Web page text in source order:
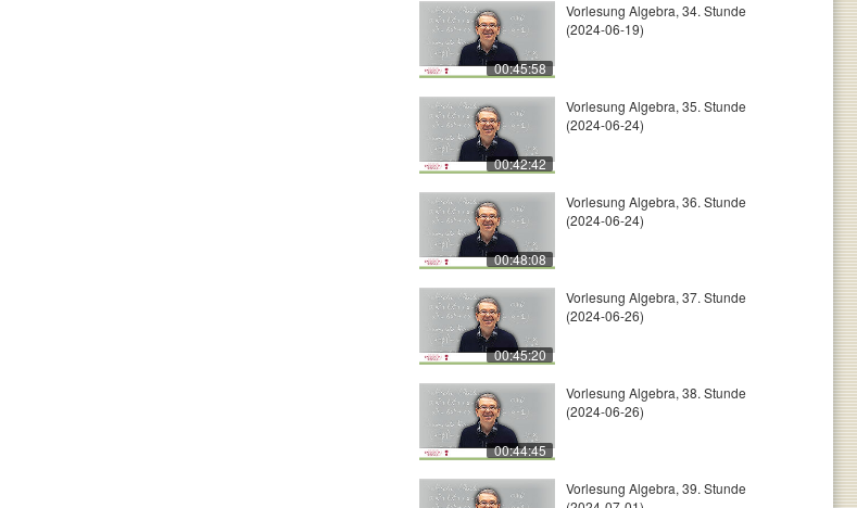
00:45:58
Vorlesung Algebra, 34. Stunde
(2024-06-19)
00:42:42
Vorlesung Algebra, 35. Stunde
(2024-06-24)
00:48:08
Vorlesung Algebra, 36. Stunde
(2024-06-24)
00:45:20
Vorlesung Algebra, 37. Stunde
(2024-06-26)
00:44:45
Vorlesung Algebra, 38. Stunde
(2024-06-26)
Vorlesung Algebra, 39. Stunde